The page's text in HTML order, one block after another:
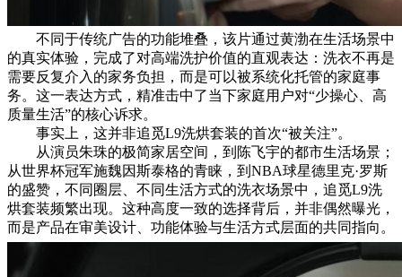
不同于传统广告的功能堆叠，该片通过黄渤在生活场景中
的真实体验，完成了对高端洗护价值的直观表达：洗衣不再是
需要反复介入的家务负担，而是可以被系统化托管的家庭事
务。这一表达方式，精准击中了当下家庭用户对“少操心、高
质量生活”的核心诉求。
事实上，这并非追觅L9洗烘套装的首次“被关注”。
从演员朱珠的极简家居空间，到陈飞宇的都市生活场景；
从世界杯冠军施魏因斯泰格的青睐，到NBA球星德里克·罗斯
的盛赞，不同圈层、不同生活方式的洗衣场景中，追觅L9洗
烘套装频繁出现。这种高度一致的选择背后，并非偶然曝光，
而是产品在审美设计、功能体验与生活方式层面的共同指向。